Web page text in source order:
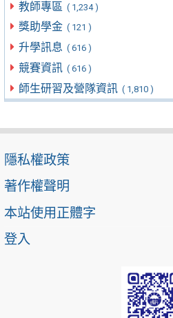
教師專區 ( 1,234 )
獎助學金 ( 121 )
升學訊息 ( 616 )
競賽資訊 ( 616 )
師生研習及營隊資訊 ( 1,810 )
隱私權政策
著作權聲明
本站使用正體字
登入